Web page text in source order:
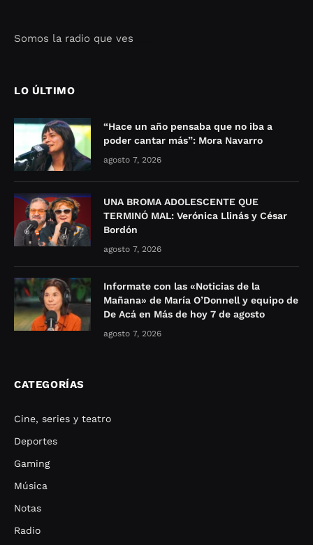
Somos la radio que ves
LO ÚLTIMO
“Hace un año pensaba que no iba a
poder cantar más”: Mora Navarro
agosto 7, 2026
UNA BROMA ADOLESCENTE QUE
TERMINÓ MAL: Verónica Llinás y César
Bordón
agosto 7, 2026
Informate con las «Noticias de la
Mañana» de María O’Donnell y equipo de
De Acá en Más de hoy 7 de agosto
agosto 7, 2026
CATEGORÍAS
Cine, series y teatro
Deportes
Gaming
Música
Notas
Radio